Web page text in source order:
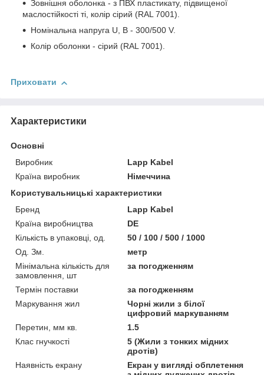
Зовнішня оболонка - з ПВХ пластикату, підвищеної
маслостійкості ті, колір сірий (RAL 7001).
Номінальна напруга U, В - 300/500 V.
Колір оболонки - сірий (RAL 7001).
Приховати
Характеристики
Основні
Виробник
Lapp Kabel
Країна виробник
Німеччина
Користувальницькі характеристики
Бренд
Lapp Kabel
Країна виробництва
DE
Кількість в упаковці, од.
50 / 100 / 500 / 1000
Од. Зм.
метр
Мінімальна кількість для
замовлення, шт
за погодженням
Термін поставки
за погодженням
Маркування жил
Чорні жили з білої
цифровий маркуванням
Перетин, мм кв.
1.5
Клас гнучкості
5 (Жили з тонких мідних
дротів)
Наявність екрану
Екран у вигляді обплетення